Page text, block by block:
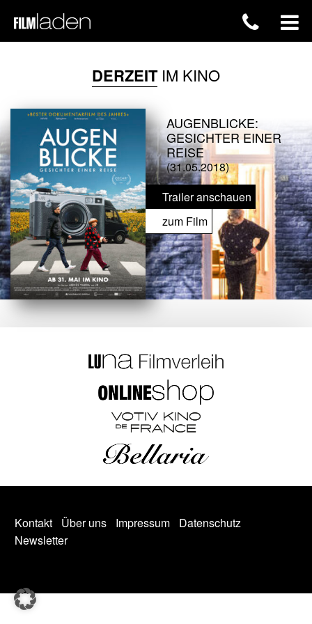
DERZEITIM KINO
AUGENBLICKE:
GESICHTER EINER
REISE
(31.05.2018)
Trailer anschauen
zum Film
Kontakt Über uns Impressum
Datenschutz
Newsletter